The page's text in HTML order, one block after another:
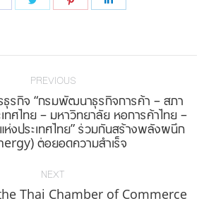
PREVIOUS
Previous
post:
ธุรกิจ “กรมพัฒนาธุรกิจการค้า – สภา
ทศไทย – มหาวิทยาลัย หอการค้าไทย –
งประเทศไทย” ร่วมกันสร้างพลังผนึก
ต่อยอดความสำเร็จ
NEXT
Thai Chamber of Commerce